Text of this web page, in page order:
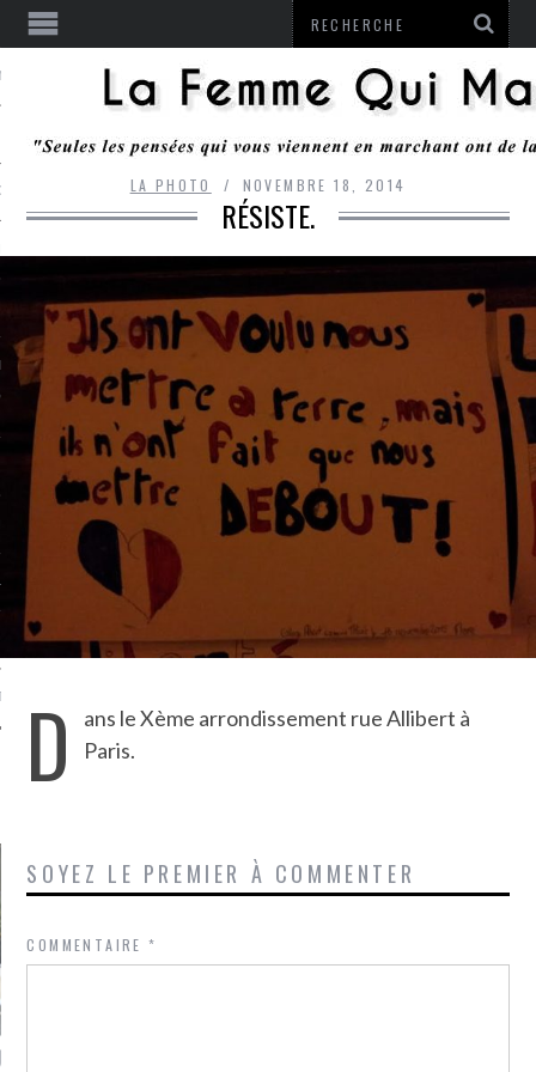
RESTER
MONROZIER
ARCACHON
ATTACHÉS À LA
LA PHOTO NOVEMBRE 18, 2014
RÉSISTE.
D
ans le Xème arrondissement rue Allibert à
Paris.
SOYEZ LE PREMIER À COMMENTER
COMMENTAIRE*